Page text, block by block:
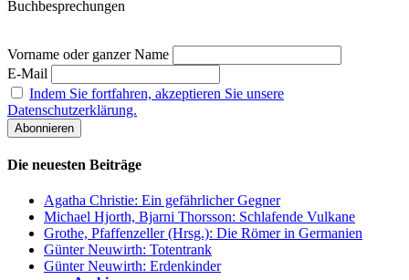
Buchbesprechungen
Vorname oder ganzer Name
E-Mail
Indem Sie fortfahren, akzeptieren Sie unsere
Datenschutzerklärung.
Die neuesten Beiträge
Agatha Christie: Ein gefährlicher Gegner
Michael Hjorth, Bjarni Thorsson: Schlafende Vulkane
Grothe, Pfaffenzeller (Hrsg.): Die Römer in Germanien
Günter Neuwirth: Totentrank
Günter Neuwirth: Erdenkinder